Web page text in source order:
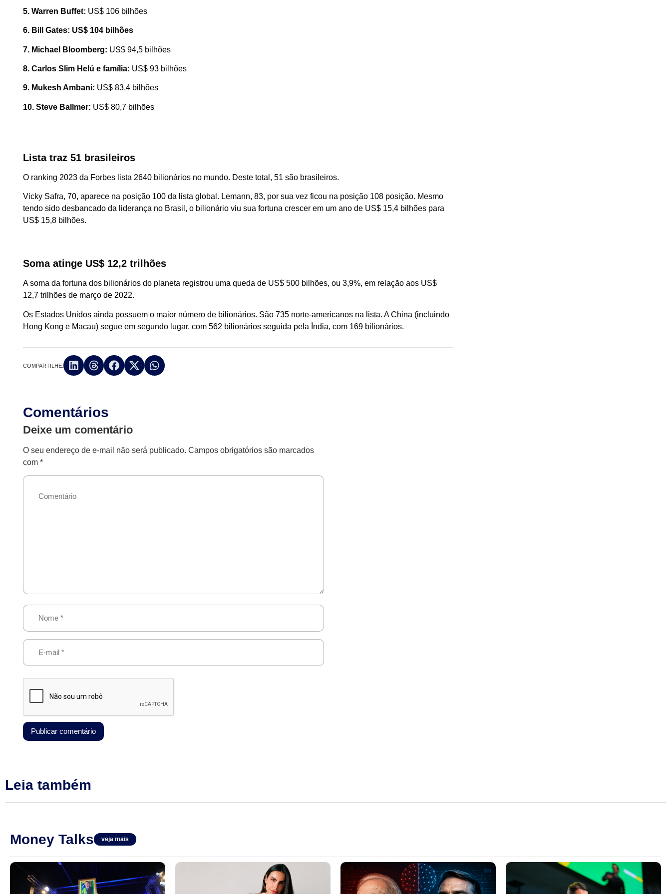
5. Warren Buffet: US$ 106 bilhões
6. Bill Gates: US$ 104 bilhões
7. Michael Bloomberg: US$ 94,5 bilhões
8. Carlos Slim Helú e família: US$ 93 bilhões
9. Mukesh Ambani: US$ 83,4 bilhões
10. Steve Ballmer: US$ 80,7 bilhões
Lista traz 51 brasileiros
O ranking 2023 da Forbes lista 2640 bilionários no mundo. Deste total, 51 são brasileiros.
Vicky Safra, 70, aparece na posição 100 da lista global. Lemann, 83, por sua vez ficou na posição 108 posição. Mesmo
tendo sido desbancado da liderança no Brasil, o bilionário viu sua fortuna crescer em um ano de US$ 15,4 bilhões para
US$ 15,8 bilhões.
Soma atinge US$ 12,2 trilhões
A soma da fortuna dos bilionários do planeta registrou uma queda de US$ 500 bilhões, ou 3,9%, em relação aos US$
12,7 trilhões de março de 2022.
Os Estados Unidos ainda possuem o maior número de bilionários. São 735 norte-americanos na lista. A China (incluindo
Hong Kong e Macau) segue em segundo lugar, com 562 bilionários seguida pela Índia, com 169 bilionários.
COMPARTILHE:
Comentários
Deixe um comentário
O seu endereço de e-mail não será publicado. Campos obrigatórios são marcados
com*
Leia também
Money Talks veja mais